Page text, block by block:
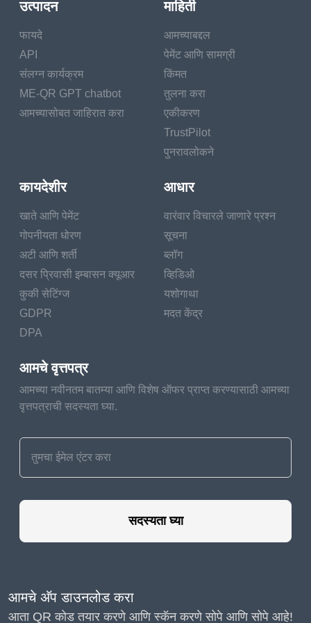
उत्पादन
फायदे
API
संलग्न कार्यक्रम
ME-QR GPT chatbot
आमच्यासोबत जाहिरात करा
माहिती
आमच्याबद्दल
पेमेंट आणि सामग्री
किंमत
तुलना करा
एकीकरण
TrustPilot
पुनरावलोकने
कायदेशीर
खाते आणि पेमेंट
गोपनीयता धोरण
अटी आणि शर्ती
दसर प्रिवासी इम्बासन क्यूआर
कुकी सेटिंग्ज
GDPR
DPA
आधार
वारंवार विचारले जाणारे प्रश्न
सूचना
ब्लॉग
व्हिडिओ
यशोगाथा
मदत केंद्र
आमचे वृत्तपत्र
आमच्या नवीनतम बातम्या आणि विशेष ऑफर प्राप्त करण्यासाठी आमच्या
वृत्तपत्राची सदस्यता घ्या.
सदस्यता घ्या
आमचे अ‍ॅप डाउनलोड करा
आता QR कोड तयार करणे आणि स्कॅन करणे सोपे आणि सोपे आहे!